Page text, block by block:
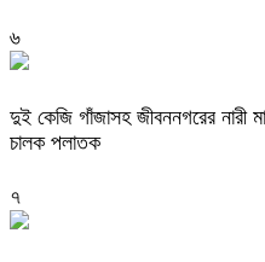
৬
দুই কেজি গাঁজাসহ জীবননগরের নারী
চালক পলাতক
৭